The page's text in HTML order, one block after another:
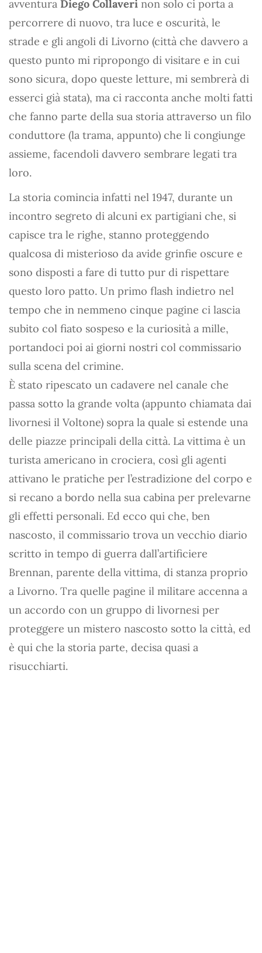
avventura Diego Collaveri non solo ci porta a
percorrere di nuovo, tra luce e oscurità, le
strade e gli angoli di Livorno (città che davvero a
questo punto mi ripropongo di visitare e in cui
sono sicura, dopo queste letture, mi sembrerà di
esserci già stata), ma ci racconta anche molti fatti
che fanno parte della sua storia attraverso un filo
conduttore (la trama, appunto) che li congiunge
assieme, facendoli davvero sembrare legati tra
loro.
La storia comincia infatti nel 1947, durante un
incontro segreto di alcuni ex partigiani che, si
capisce tra le righe, stanno proteggendo
qualcosa di misterioso da avide grinfie oscure e
sono disposti a fare di tutto pur di rispettare
questo loro patto. Un primo flash indietro nel
tempo che in nemmeno cinque pagine ci lascia
subito col fiato sospeso e la curiosità a mille,
portandoci poi ai giorni nostri col commissario
sulla scena del crimine.
È stato ripescato un cadavere nel canale che
passa sotto la grande volta (appunto chiamata dai
livornesi il Voltone) sopra la quale si estende una
delle piazze principali della città. La vittima è un
turista americano in crociera, così gli agenti
attivano le pratiche per l’estradizione del corpo e
si recano a bordo nella sua cabina per prelevarne
gli effetti personali. Ed ecco qui che, ben
nascosto, il commissario trova un vecchio diario
scritto in tempo di guerra dall’artificiere
Brennan, parente della vittima, di stanza proprio
a Livorno. Tra quelle pagine il militare accenna a
un accordo con un gruppo di livornesi per
proteggere un mistero nascosto sotto la città, ed
è qui che la storia parte, decisa quasi a
risucchiarti.